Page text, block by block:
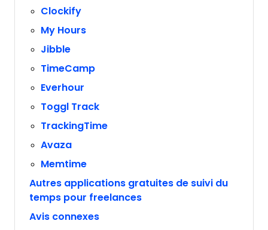
Clockify
My Hours
Jibble
TimeCamp
Everhour
Toggl Track
TrackingTime
Avaza
Memtime
Autres applications gratuites de suivi du
temps pour freelances
Avis connexes